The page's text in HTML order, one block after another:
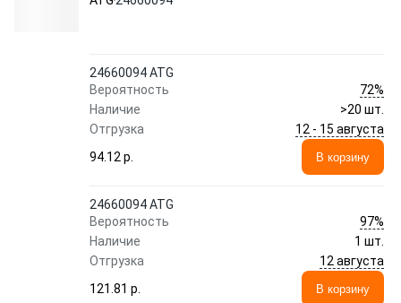
24660094 ATG
Вероятность
72%
Наличие
>20 шт.
Отгрузка
12 - 15 августа
94.12 p.
В корзину
24660094 ATG
Вероятность
97%
Наличие
1 шт.
Отгрузка
12 августа
121.81 p.
В корзину